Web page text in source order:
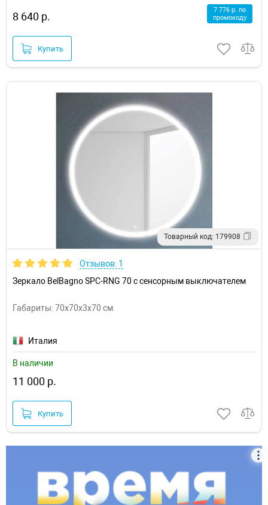
8 640 р.
7 776 р. по
промокоду
Купить
Товарный код: 179908
Отзывов: 1
Зеркало BelBagno SPC-RNG 70 с сенсорным выключателем
Габариты: 70x70x3x70 см
Италия
В наличии
11 000 р.
Купить